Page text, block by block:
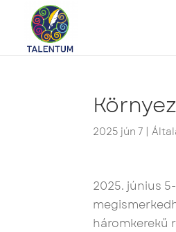
2025 jún 7 |
2025. június
háromkerekű